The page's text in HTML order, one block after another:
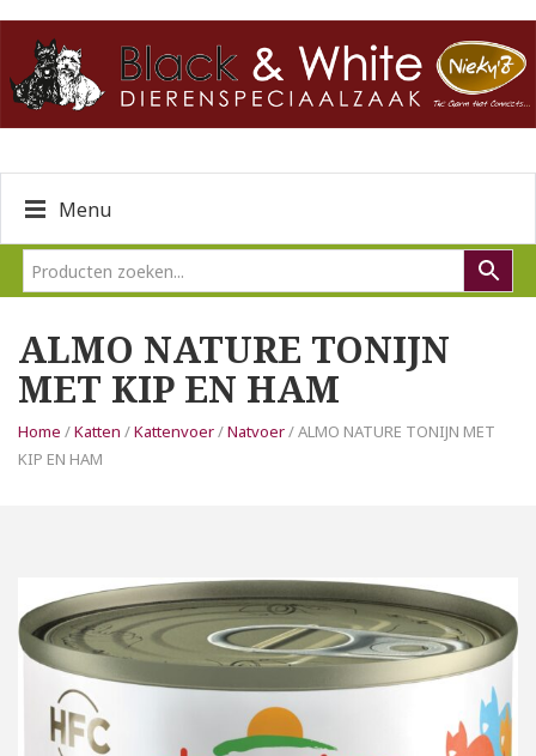
Menu
ALMO NATURE TONIJN
MET KIP EN HAM
Home /Katten /Kattenvoer/Natvoer/ ALMO NATURE TONIJN MET
KIP EN HAM